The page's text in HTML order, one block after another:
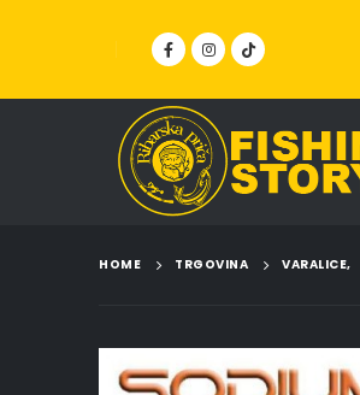
HOME TRGOVINA VARALICE,